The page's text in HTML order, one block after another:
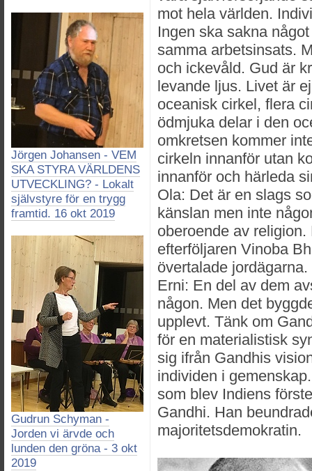
Jörgen Johansen - VEM
SKA STYRA VÄRLDENS
UTVECKLING? - Lokalt
självstyre för en trygg
framtid. 16 okt 2019
Gudrun Schyman -
Jorden vi ärvde och
lunden den gröna - 3 okt
2019
mot hela världen.
Ingen ska sakna
samma arbetsinsats.
och ickevåld. Gud är
levande ljus. Livet är
oceanisk cirkel, flera
ödmjuka delar i den
omkretsen kommer
cirkeln innanför utan
innanför och härleda
Ola: Det är en slags
känslan men inte
oberoende av
efterföljaren Vinoba
övertalade jordägarna.
Erni: En del av dem
någon. Men det
upplevt. Tänk om
för en materialistisk
sig ifrån Gandhis
individen i
som blev Indiens
Gandhi. Han
majoritetsdemokratin.